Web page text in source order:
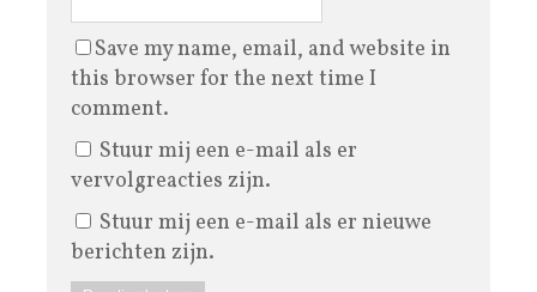
Save my name, email, and website in
this browser for the next time I
comment.
Stuur mij een e-mail als er
vervolgreacties zijn.
Stuur mij een e-mail als er nieuwe
berichten zijn.